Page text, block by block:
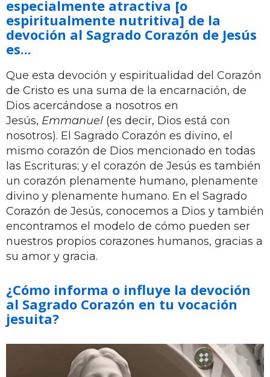
especialmente atractiva [o
espiritualmente nutritiva] de la
devoción al Sagrado Corazón de Jesús
es...
Que esta devoción y espiritualidad del Corazón
de Cristo es una suma de la encarnación, de
Dios acercándose a nosotros en
Jesús, Emmanuel (es decir, Dios está con
nosotros). El Sagrado Corazón es divino, el
mismo corazón de Dios mencionado en todas
las Escrituras; y el corazón de Jesús es también
un corazón plenamente humano, plenamente
divino y plenamente humano. En el Sagrado
Corazón de Jesús, conocemos a Dios y también
encontramos el modelo de cómo pueden ser
nuestros propios corazones humanos, gracias a
su amor y gracia.
¿Cómo informa o influye la devoción
al Sagrado Corazón en tu vocación
jesuita?